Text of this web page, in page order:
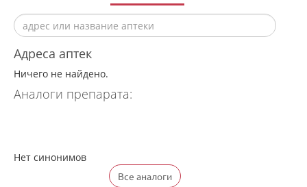
Адреса аптек
Ничего не найдено.
Аналоги препарата:
Нет синонимов
Все аналоги